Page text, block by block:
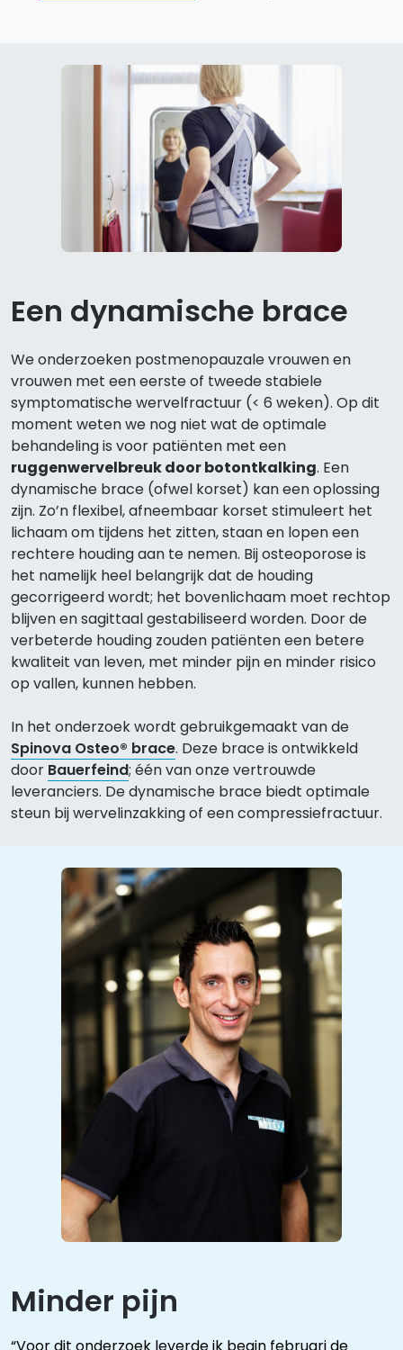
Een dynamische brace
We onderzoeken postmenopauzale vrouwen en
vrouwen met een eerste of tweede stabiele
symptomatische wervelfractuur (< 6 weken). Op dit
moment weten we nog niet wat de optimale
behandeling is voor patiënten met een
ruggenwervelbreuk door botontkalking. Een
dynamische brace (ofwel korset) kan een oplossing
zijn. Zo’n flexibel, afneembaar korset stimuleert het
lichaam om tijdens het zitten, staan en lopen een
rechtere houding aan te nemen. Bij osteoporose is
het namelijk heel belangrijk dat de houding
gecorrigeerd wordt; het bovenlichaam moet rechtop
blijven en sagittaal gestabiliseerd worden. Door de
verbeterde houding zouden patiënten een betere
kwaliteit van leven, met minder pijn en minder risico
op vallen, kunnen hebben.
In het onderzoek wordt gebruikgemaakt van de
Spinova Osteo® brace. Deze braceis ontwikkeld
door Bauerfeind; één van onze vertrouwde
leveranciers. De dynamische brace biedt optimale
steun bij wervelinzakking of een compressiefractuur.
Minder pijn